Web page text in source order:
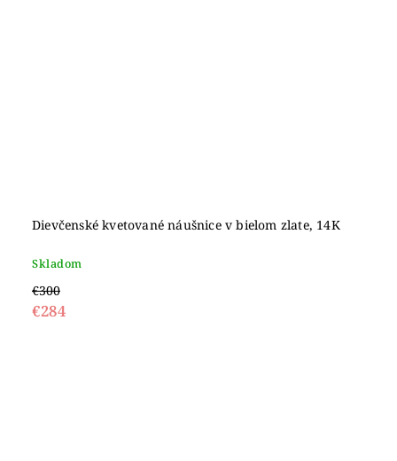
Dievčenské kvetované náušnice v bielom zlate, 14K
Skladom
€300
€284